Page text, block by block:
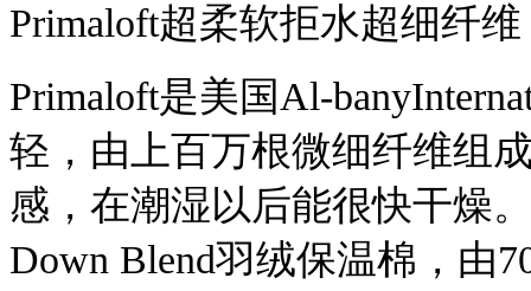
Primaloft超柔软拒水超细纤维
Primaloft是美国Al-
轻，由上百万根微细纤维组
感，在潮湿以后能很快干燥
Down Blend羽绒保温棉，由